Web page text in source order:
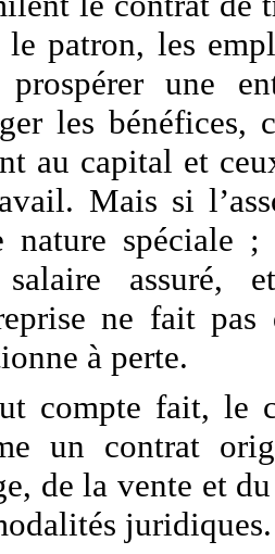
le patron, les
une
les bénéfices,
au capital et
Mais si
nature spéciale
assuré,
ne fait
à perte.
compte fait, le
un contrat
de la vente et
juridiques.